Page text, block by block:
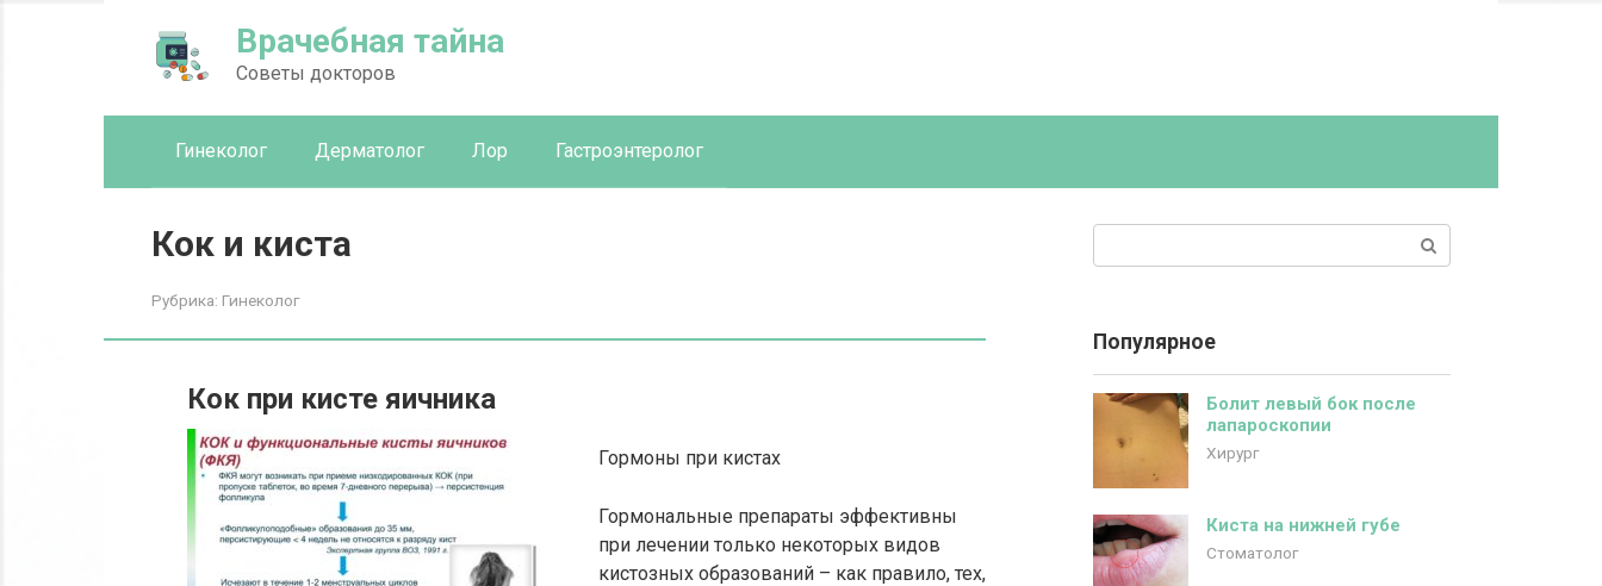
Врачебная тайна
Советы докторов
Гинеколог Дерматолог Лор Гастроэнтеролог
Кок и киста
Рубрика: Гинеколог
Кок при кисте яичника
Гормоны при кистах
Гормональные препараты эффективны
при лечении только некоторых видов
кистозных образований – как правило, тех,
Популярное
Болит левый бок после
лапароскопии
Хирург
Киста на нижней губе
Стоматолог